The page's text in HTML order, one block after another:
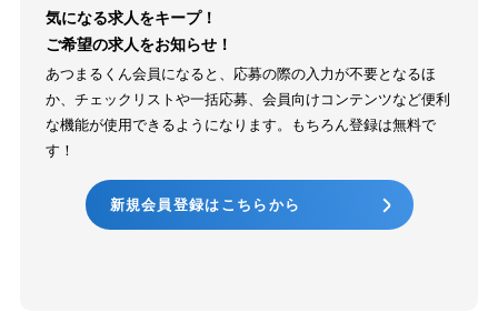
気になる求人をキープ！
ご希望の求人をお知らせ！
あつまるくん会員になると、応募の際の入力が不要となるほ
か、チェックリストや一括応募、会員向けコンテンツなど便利
な機能が使用できるようになります。もちろん登録は無料で
す！
新規会員登録はこちらから